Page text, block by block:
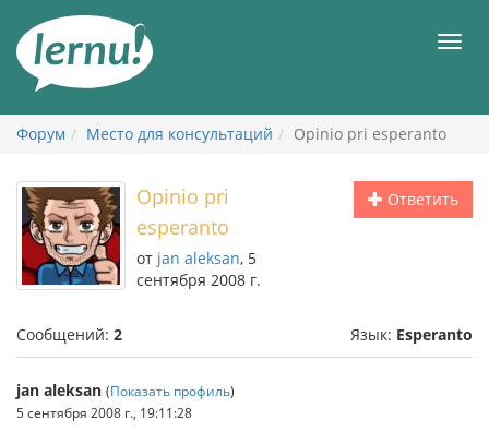
содержанию
Форум Место для консультаций Opinio pri esperanto
Ответить
Opinio pri
esperanto
от jan aleksan, 5
сентября 2008 г.
Сообщений: 2 Язык: Esperanto
jan aleksan (Показать профиль)
5 сентября 2008 г., 19:11:28